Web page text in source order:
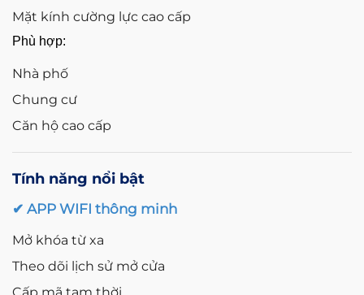
Mặt kính cường lực cao cấp
Phù hợp:
Nhà phố
Chung cư
Căn hộ cao cấp
Tính năng nổi bật
✔ APP WIFI thông minh
Mở khóa từ xa
Theo dõi lịch sử mở cửa